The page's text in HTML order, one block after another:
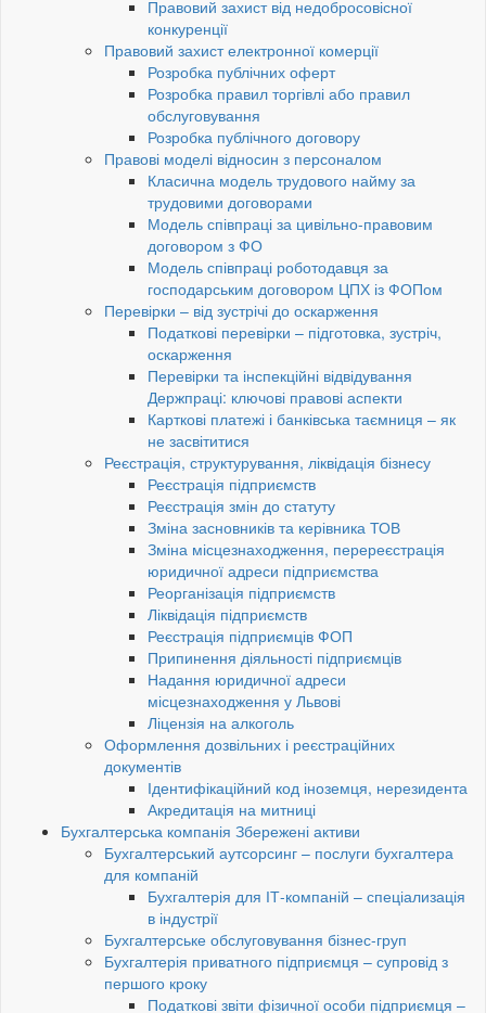
Правовий захист від недобросовісної
конкуренції
Правовий захист електронної комерції
Розробка публічних оферт
Розробка правил торгівлі або правил
обслуговування
Розробка публічного договору
Правові моделі відносин з персоналом
Класична модель трудового найму за
трудовими договорами
Модель співпраці за цивільно-правовим
договором з ФО
Модель співпраці роботодавця за
господарським договором ЦПХ із ФОПом
Перевірки – від зустрічі до оскарження
Податкові перевірки – підготовка, зустріч,
оскарження
Перевірки та інспекційні відвідування
Держпраці: ключові правові аспекти
Карткові платежі і банківська таємниця – як
не засвітитися
Реєстрація, структурування, ліквідація бізнесу
Реєстрація підприємств
Реєстрація змін до статуту
Зміна засновників та керівника ТОВ
Зміна місцезнаходження, перереєстрація
юридичної адреси підприємства
Реорганізація підприємств
Ліквідація підприємств
Реєстрація підприємців ФОП
Припинення діяльності підприємців
Надання юридичної адреси
місцезнаходження у Львові
Ліцензія на алкоголь
Оформлення дозвільних і реєстраційних
документів
Ідентифікаційний код іноземця, нерезидента
Акредитація на митниці
Бухгалтерська компанія Збережені активи
Бухгалтерський аутсорсинг – послуги бухгалтера
для компаній
Бухгалтерія для ІТ-компаній – спеціализація
в індустрії
Бухгалтерське обслуговування бізнес-груп
Бухгалтерія приватного підприємця – супровід з
першого кроку
Податкові звіти фізичної особи підприємця –